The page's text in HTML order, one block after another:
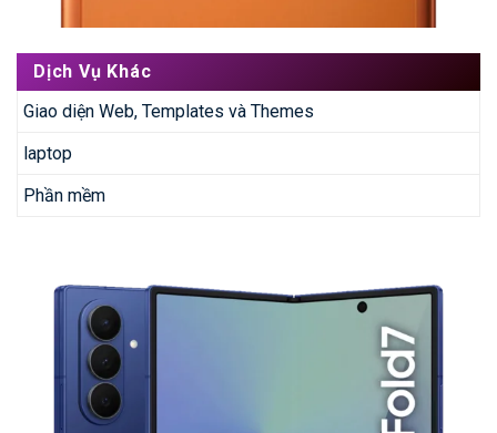
Dịch Vụ Khác
Giao diện Web, Templates và Themes
laptop
Phần mềm